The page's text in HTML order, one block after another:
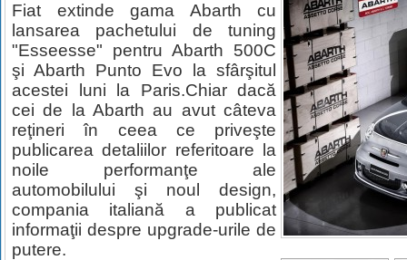
Fiat extinde gama Abarth cu
lansarea pachetului de tuning
"Esseesse" pentru Abarth 500C
şi Abarth Punto Evo la sfârşitul
acestei luni la Paris.Chiar dacă
cei de la Abarth au avut câteva
reţineri în ceea ce priveşte
publicarea detaliilor referitoare la
noile performanţe ale
automobilului şi noul design,
compania italiană a publicat
informaţii despre upgrade-urile de
putere.